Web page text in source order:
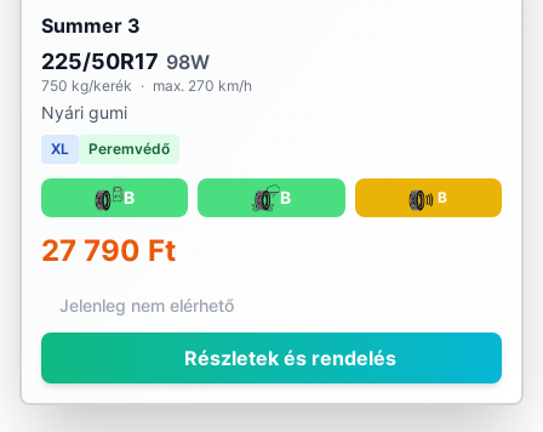
Summer 3
225/50R17 98W
750 kg/kerék · max. 270 km/h
Nyári gumi
XL Peremvédő
B B B
27 790 Ft
Jelenleg nem elérhető
Részletek és rendelés